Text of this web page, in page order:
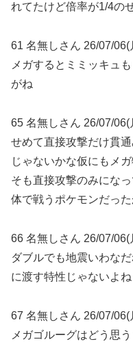
れてたけど倍率が1/4の
61 名無しさん 26/07/06(
メガするとミミッキュ
がね
65 名無しさん 26/07/06(
せめて直接攻撃だけ貫
じゃないかな仮にもメ
そも直接攻撃のみにな
体で戦うポケモンだっ
66 名無しさん 26/07/06(
ダブルでも地震いわな
に渡す特性じゃないよね
67 名無しさん 26/07/06(
メガゴルーグはどう思う